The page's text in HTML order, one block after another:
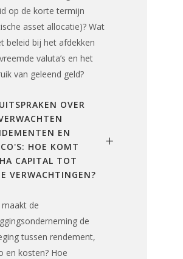
op de korte termijn
asset allocatie)? Wat
beleid bij het afdekken
valuta’s en het
van geleend geld?
OVER
EN
HOE KOMT
CAPITAL TOT
VERWACHTINGEN?
de
de
tussen rendement,
en kosten? Hoe